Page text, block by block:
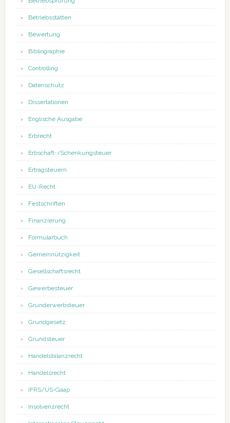
Betriebsstätten
Bewertung
Bibliographie
Controlling
Datenschutz
Dissertationen
Englische Ausgabe
Erbrecht
Erbschaft-/Schenkungsteuer
Ertragsteuern
EU-Recht
Festschriften
Finanzierung
Formularbuch
Gemeinnützigkeit
Gesellschaftsrecht
Gewerbesteuer
Grunderwerbsteuer
Grundgesetz
Grundsteuer
Handelsbilanzrecht
Handelsrecht
IFRS/US-Gaap
Insolvenzrecht